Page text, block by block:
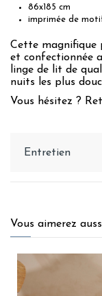
86x185 cm
imprimée de
Cette magnifique
et confectionnée
linge de lit de
nuits les plus
Vous hésitez ?
Entretien
Vous aimerez